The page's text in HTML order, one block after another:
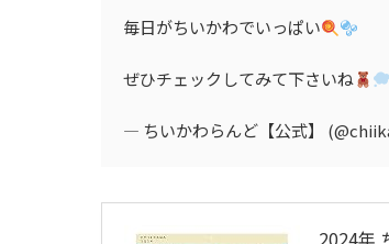
毎日がちいかわでいっぱい
ぜひチェックしてみて下さいね
— ちいかわらんど【公式】
2024年